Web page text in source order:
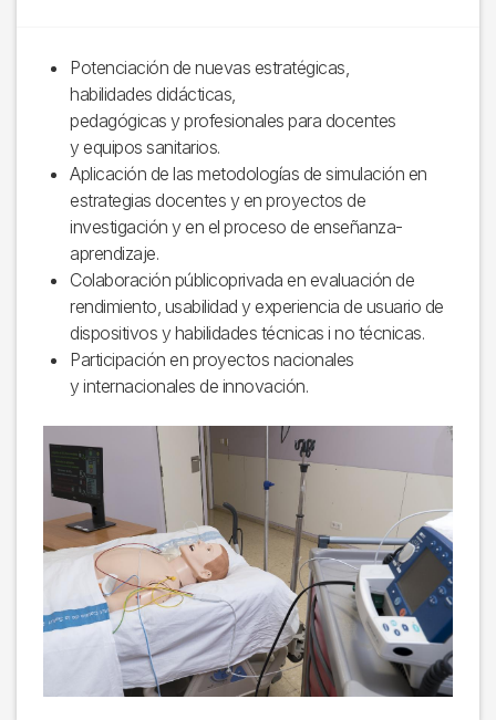
Potenciación de nuevas estratégicas,
habilidades didácticas,
pedagógicas y profesionales para docentes
y equipos sanitarios.
Aplicación de las metodologías de simulación en
estrategias docentes y en proyectos de
investigación y en el proceso de enseñanza-
aprendizaje.
Colaboración públicoprivada en evaluación de
rendimiento, usabilidad y experiencia de usuario de
dispositivos y habilidades técnicas i no técnicas.
Participación en proyectos nacionales
y internacionales de innovación.